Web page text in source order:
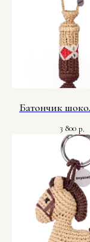
Батончик
3 800 р.